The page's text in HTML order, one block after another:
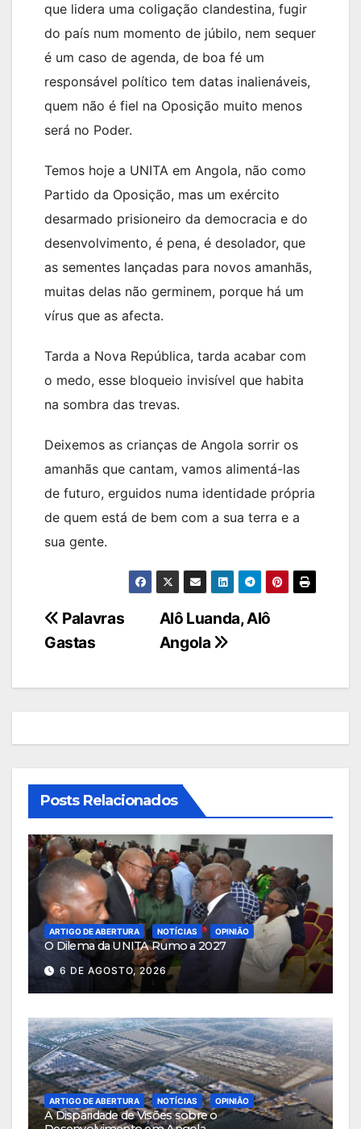
que lidera uma coligação clandestina, fugir
do país num momento de júbilo, nem sequer
é um caso de agenda, de boa fé um
responsável político tem datas inalienáveis,
quem não é fiel na Oposição muito menos
será no Poder.
Temos hoje a UNITA em Angola, não como
Partido da Oposição, mas um exército
desarmado prisioneiro da democracia e do
desenvolvimento, é pena, é desolador, que
as sementes lançadas para novos amanhãs,
muitas delas não germinem, porque há um
vírus que as afecta.
Tarda a Nova República, tarda acabar com
o medo, esse bloqueio invisível que habita
na sombra das trevas.
Deixemos as crianças de Angola sorrir os
amanhãs que cantam, vamos alimentá-las
de futuro, erguidos numa identidade própria
de quem está de bem com a sua terra e a
sua gente.
Navegação
de
artigos
Alô Luanda, Alô
Angola
Palavras
Gastas
Posts Relacionados
ARTIGO DE ABERTURA NOTÍCIAS OPINIÃO
O Dilema da UNITA Rumo a 2027
6 DE AGOSTO, 2026
ARTIGO DE ABERTURA NOTÍCIAS OPINIÃO
A Disparidade de Visões sobre o